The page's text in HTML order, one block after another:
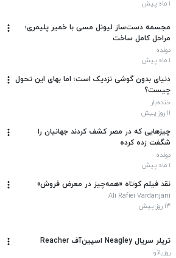
۱ ماه پیش
مجسمه دست‌ساز لیونل مسی با خمیر پلیمری؛
مراحل کامل ساخت
دونده
۱ ماه پیش
دنیای بدون گوشی نزدیک است؛ اما بهای این تحول
چیست؟
خنده‌بار
۱۱ روز پیش
چیزهایی که در مصر کشف کردند جهانیان را
شگفت زده کرده
دونده
۱ ماه پیش
نقد فیلم کوتاه «همه‌چیز در معرض فروش»
Ali Rafiei Vardanjani
۱۳ روز پیش
تریلر سریال Neagley اسپین‌آف Reacher
روزیاتو